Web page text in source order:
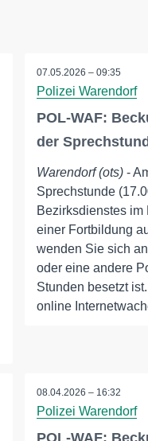
07.05.2026 – 09:35
Polizei Warendorf
POL-WAF:
der
Warendorf (ots) -
Sprechstunde
Bezirksdienstes
einer Fortbildung
wenden Sie sich
oder eine andere
Stunden besetzt
online
08.04.2026 – 16:32
Polizei Warendorf
POL-WAF: